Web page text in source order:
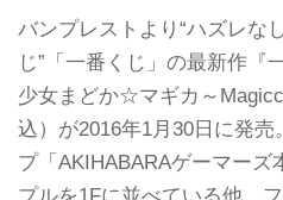
バンプレストより“ハズレな
じ”「一番くじ」の最新作『
少女まどか☆マギカ～
込）が2016年1月30日に発
プ「AKIHABARAゲーマーズ